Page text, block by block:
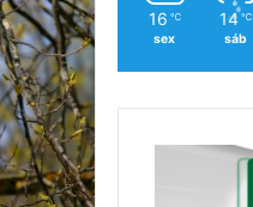
16 ℃
sex
14 ℃
sáb